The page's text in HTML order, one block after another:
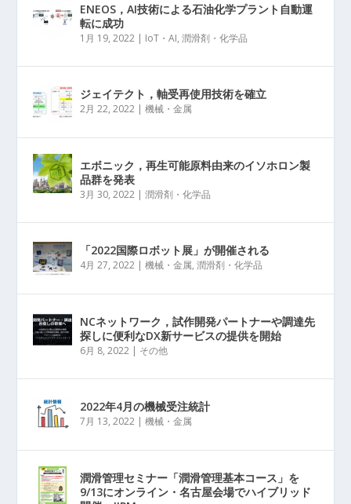
ENEOS，AI技術による石油化学プラント自動運
転に成功
1月 19, 2022 | IoT・AI,潤滑剤・化学品
ジェイテクト，軸受再使用技術を確立
2月 22, 2022 |機械・金属
エボニック，再生可能原料由来のイソホロン製
品群を発表
3月 30, 2022 |潤滑剤・化学品
「2022国際ロボット展」が開催される
4月 27, 2022 |機械・金属,潤滑剤・化学品
NCネットワーク，試作開発パートナーや調達先
探しに便利なDX新サービスの提供を開始
6月 8, 2022 | その他
2022年4月の機械受注統計
7月 13, 2022 |機械・金属
潤滑管理セミナー「潤滑管理基本コース」を
9/13にオンライン・名古屋会場でハイブリッド